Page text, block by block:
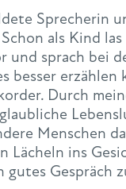
Sprecherin
als Kind
und sprach bei
besser erzählen
Durch
Menschen
Lächeln ins
gutes Gespräch